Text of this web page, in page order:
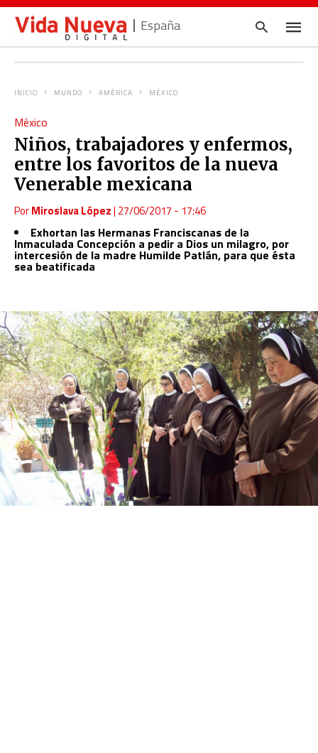
España
y
pulsa
INICIO MUNDO AMÉRICA MÉXICO
México
Niños, trabajadores y enfermos,
entre los favoritos de la nueva
Venerable mexicana
PorMiroslava López| 27/06/2017 - 17:46
Exhortan las Hermanas Franciscanas de la
Inmaculada Concepción a pedir a Dios un milagro, por
intercesión de la madre Humilde Patlán, para que ésta
sea beatificada